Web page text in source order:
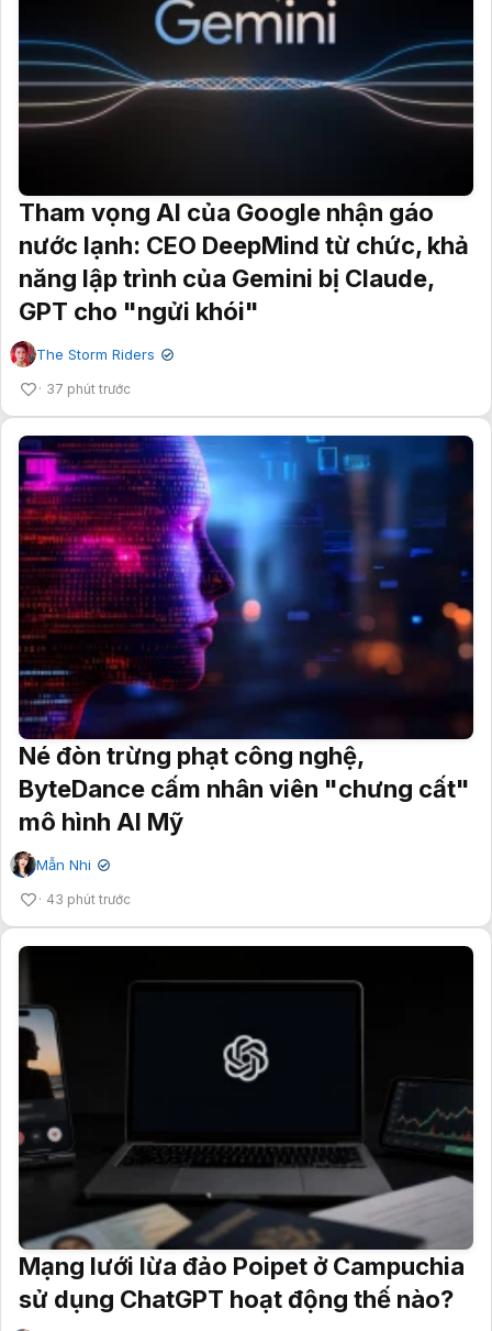
Tham vọng AI của Google nhận gáo
nước lạnh: CEO DeepMind từ chức, khả
năng lập trình của Gemini bị Claude,
GPT cho "ngửi khói"
The Storm Riders ✔
37 phút trước
Né đòn trừng phạt công nghệ,
ByteDance cấm nhân viên "chưng cất"
mô hình AI Mỹ
Mẫn Nhi ✔
43 phút trước
Mạng lưới lừa đảo Poipet ở Campuchia
sử dụng ChatGPT hoạt động thế nào?